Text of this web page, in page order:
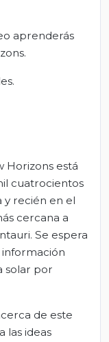
aprenderás
Horizons está
cuatrocientos
y recién en el
cercana a
Se espera
solar por
de este
las ideas